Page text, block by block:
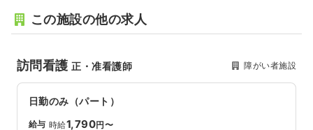
この施設の他の求人
訪問看護正・准看護師 障がい者施設
日勤のみ（パート）
給与 時給1,790円〜